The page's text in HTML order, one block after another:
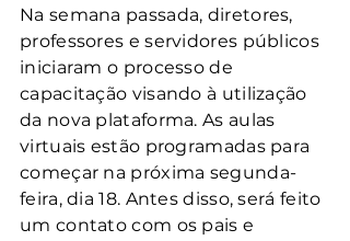
Na semana passada, diretores,
professores e servidores públicos
iniciaram o processo de
capacitação visando à utilização
da nova plataforma. As aulas
virtuais estão programadas para
começar na próxima segunda-
feira, dia 18. Antes disso, será feito
um contato com os pais e